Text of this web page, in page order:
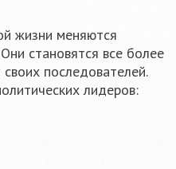
жизни меняются
становятся все более
последователей.
лидеров: